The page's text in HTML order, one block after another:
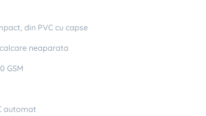
din PVC cu capse
neaparata
GSM
automat